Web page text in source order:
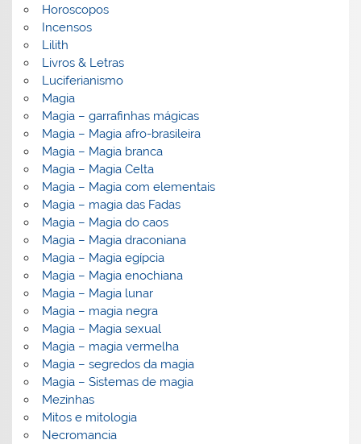
Horoscopos
Incensos
Lilith
Livros & Letras
Luciferianismo
Magia
Magia – garrafinhas mágicas
Magia – Magia afro-brasileira
Magia – Magia branca
Magia – Magia Celta
Magia – Magia com elementais
Magia – magia das Fadas
Magia – Magia do caos
Magia – Magia draconiana
Magia – Magia egípcia
Magia – Magia enochiana
Magia – Magia lunar
Magia – magia negra
Magia – Magia sexual
Magia – magia vermelha
Magia – segredos da magia
Magia – Sistemas de magia
Mezinhas
Mitos e mitologia
Necromancia